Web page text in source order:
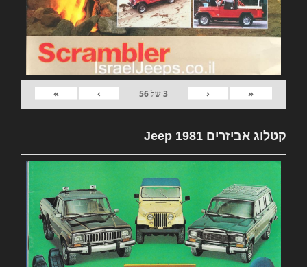
«
‹
3של56
›
»
קטלוג אביזרים 1981 Jeep